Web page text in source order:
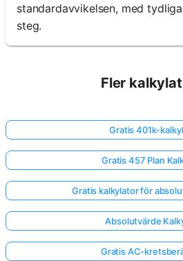
standardavvikelsen, med
steg.
Fler
Gratis 401k-
Gratis 457 Plan
Gratis kalkylator för
Absolutvärde
Gratis AC-